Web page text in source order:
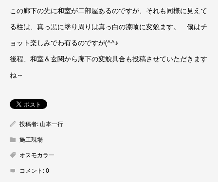
この廊下の先に和室が二部屋あるのですが、それも同様に見えて
る柱は、真っ黒に塗り周りは真っ白の漆喰に変貌ます。 僕はチ
ョット楽しみでわ有るのですが(^^♪
後程、和室＆玄関から廊下の変貌具合も投稿させていただきます
ね～
投稿者: 山本一行
施工現場
オスモカラー
コメント:0